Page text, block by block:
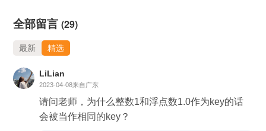
课程代码、课件及其他相关资料地址
https://gitee.com/wilsonyin/zero-basics-python
全部留言 (29)
最新 精选
LiLian
2023-04-08来自广东
请问老师，为什么整数1和浮点数1.0作为key的话
会被当作相同的key？